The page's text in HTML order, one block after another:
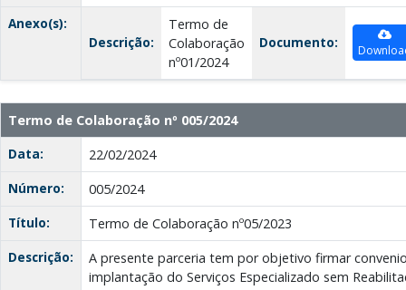
Anexo(s):
Descrição:
Termo de
Colaboração
nº01/2024
Documento:
Termo de Colaboração nº 005/2024
Data:
22/02/2024
Número:
005/2024
Título:
Termo de Colaboração nº05/2023
Descrição:
A presente parceria tem por objetivo firmar
implantação do Serviços Especializado sem